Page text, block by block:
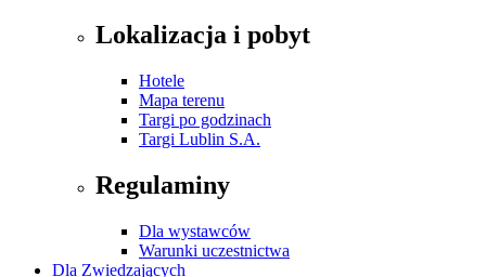
Lokalizacja i pobyt
Hotele
Mapa terenu
Targi po godzinach
Targi Lublin S.A.
Regulaminy
Dla wystawców
Warunki uczestnictwa
Dla Zwiedzających